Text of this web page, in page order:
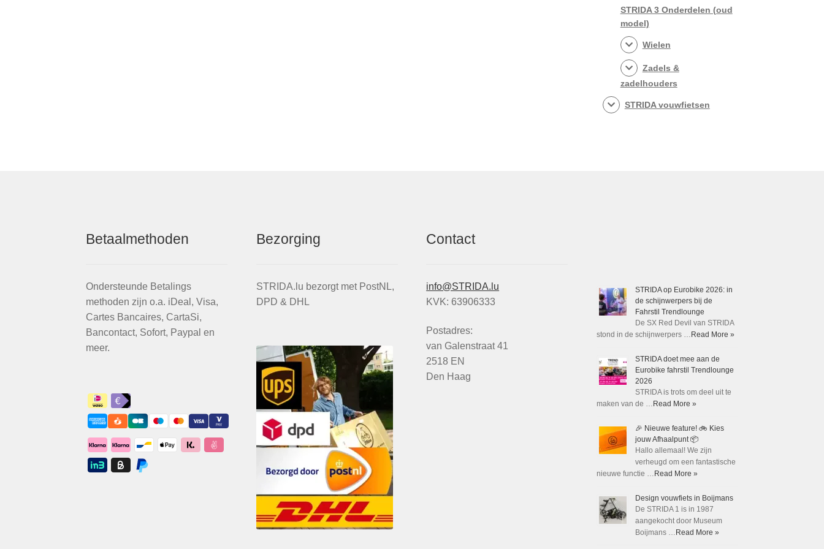
STRIDA 3 Onderdelen (oud
model)
Wielen
Zadels &
zadelhouders
STRIDA vouwfietsen
Betaalmethoden
Ondersteunde Betalings
methoden zijn o.a. iDeal, Visa,
Cartes Bancaires, CartaSi,
Bancontact, Sofort, Paypal en
meer.
Bezorging
STRIDA.lu bezorgt met PostNL,
DPD & DHL
Contact
info@STRIDA.lu
KVK: 63906333
Postadres:
van Galenstraat 41
2518 EN
Den Haag
STRIDA op Eurobike 2026: in
de schijnwerpers bij de
Fahrstil Trendlounge
De SX Red Devil van STRIDA
stond in de schijnwerpers … Read More »
STRIDA doet mee aan de
Eurobike fahrstil Trendlounge
2026
STRIDA is trots om deel uit te
maken van de … Read More »
🎉 Nieuwe feature! 🚲 Kies
jouw Afhaalpunt 📦
Hallo allemaal! We zijn
verheugd om een fantastische
nieuwe functie … Read More »
Design vouwfiets in Boijmans
De STRIDA 1 is in 1987
aangekocht door Museum
Boijmans … Read More »